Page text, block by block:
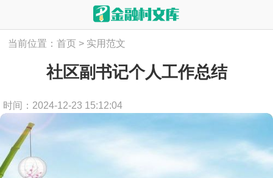
当前位置：首页 > 实用范文
社区副书记个人工作总结
时间：2024-12-23 15:12:04